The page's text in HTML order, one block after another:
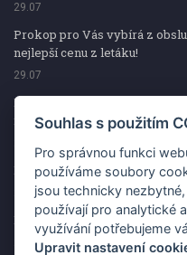
29.07
Prokop pro Vás vybírá z
nejlepší cenu z letáku!
29.07
Prokop pro Vás vybírá z
nejlepší cenu z letáku!
Kup špekáčky od Váhaly a
29.07
Prokop pro Vás vybírá na
29.07
Souhlas s použitím
Pro správnou funkci
používáme soubory
jsou technicky
používají pro analytické
využívání potřebujeme
Upravit nastavení